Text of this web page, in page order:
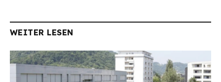
WEITER LESEN